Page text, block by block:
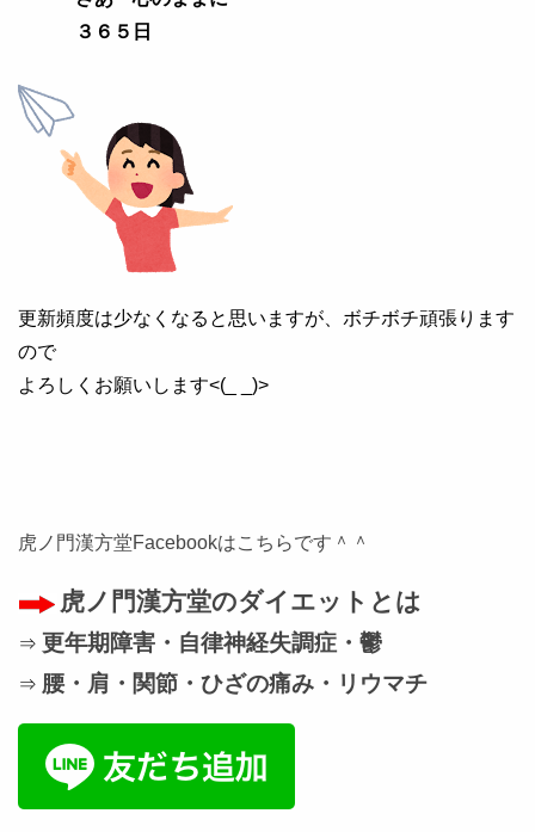
３６５日
更新頻度は少なくなると思いますが、ボチボチ頑張ります
ので
よろしくお願いします<(_ _)>
虎ノ門漢方堂Facebookはこちらです＾＾
虎ノ門漢方堂のダイエットとは
⇒ 更年期障害・自律神経失調症・鬱
⇒ 腰・肩・関節・ひざの痛み・リウマチ